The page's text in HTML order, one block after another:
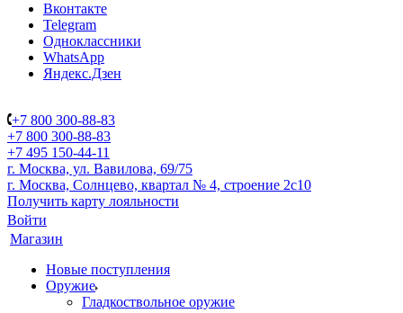
Вконтакте
Telegram
Одноклассники
WhatsApp
Яндекс.Дзен
+7 800 300-88-83
+7 800 300-88-83
+7 495 150-44-11
г. Москва, ул. Вавилова, 69/75
г. Москва, Солнцево, квартал № 4, строение 2с10
Получить карту лояльности
Войти
Магазин
Новые поступления
Оружие
Гладкоствольное оружие